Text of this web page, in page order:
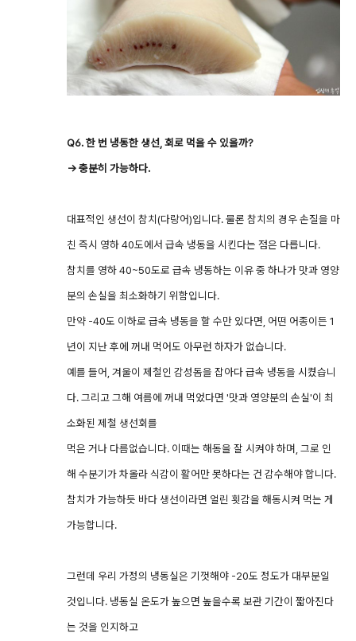
Q6. 한 번 냉동한 생선, 회로 먹을 수 있을까?
→ 충분히 가능하다.
대표적인 생선이 참치(다랑어)입니다. 물론 참치의 경우 손질을 마
친 즉시 영하 40도에서 급속 냉동을 시킨다는 점은 다릅니다.
참치를 영하 40~50도로 급속 냉동하는 이유 중 하나가 맛과 영양
분의 손실을 최소화하기 위함입니다.
만약 -40도 이하로 급속 냉동을 할 수만 있다면, 어떤 어종이든 1
년이 지난 후에 꺼내 먹어도 아무런 하자가 없습니다.
예를 들어, 겨울이 제철인 감성돔을 잡아다 급속 냉동을 시켰습니
다. 그리고 그해 여름에 꺼내 먹었다면 '맛과 영양분의 손실'이 최
소화된 제철 생선회를
먹은 거나 다름없습니다. 이때는 해동을 잘 시켜야 하며, 그로 인
해 수분기가 차올라 식감이 활어만 못하다는 건 감수해야 합니다.
참치가 가능하듯 바다 생선이라면 얼린 횟감을 해동시켜 먹는 게
가능합니다.
그런데 우리 가정의 냉동실은 기껏해야 -20도 정도가 대부분일
것입니다. 냉동실 온도가 높으면 높을수록 보관 기간이 짧아진다
는 것을 인지하고